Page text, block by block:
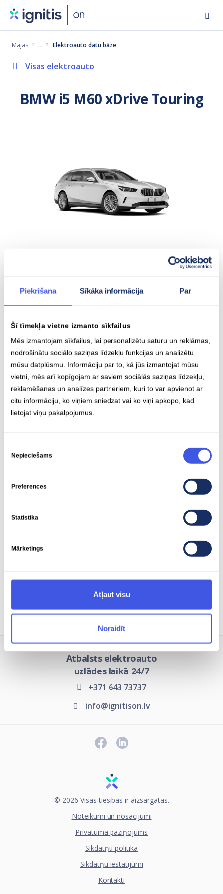
Piekrišana Sīkāka informācija Par
Šī tīmekļa vietne izmanto sīkfailus
Mēs izmantojam sīkfailus, lai personalizētu saturu un reklāmas,
nodrošinātu sociālo saziņas līdzekļu funkcijas un analizētu
mūsu datplūsmu. Informāciju par to, kā jūs izmantojat mūsu
vietni, mēs arī kopīgojam ar saviem sociālās saziņas līdzekļu,
reklamēšanas un analīzes partneriem, kuri to var apvienot ar
citu informāciju, ko viņiem sniedzat vai ko viņi apkopo, kad
lietojat viņu pakalpojumus.
izvēle
Nepieciešams
Preferences
Statistika
Mārketings
Atļaut visu
Noraidīt
Pārlekt
saturu
Mājas Elektroauto datu bāze
Visas elektroauto
BMW i5 M60 xDrive Touring
81.2 kWh
Lēnā uzlāde (AC)
Type-2
22kW
Ātrā uzlāde (DC)
CCS
Piedziņas jauda Piedziņas griezes moments
Tiek atbalstīta
Atbalsts elektroauto
uzlādes laikā 24/7
+371 643 73737
info@ignitison.lv
© 2026 Visas tiesības ir aizsargātas.
Noteikumi un nosacījumi
Privātuma paziņojums
Sīkdatņu politika
Sīkdatņu iestatījumi
Kontakti